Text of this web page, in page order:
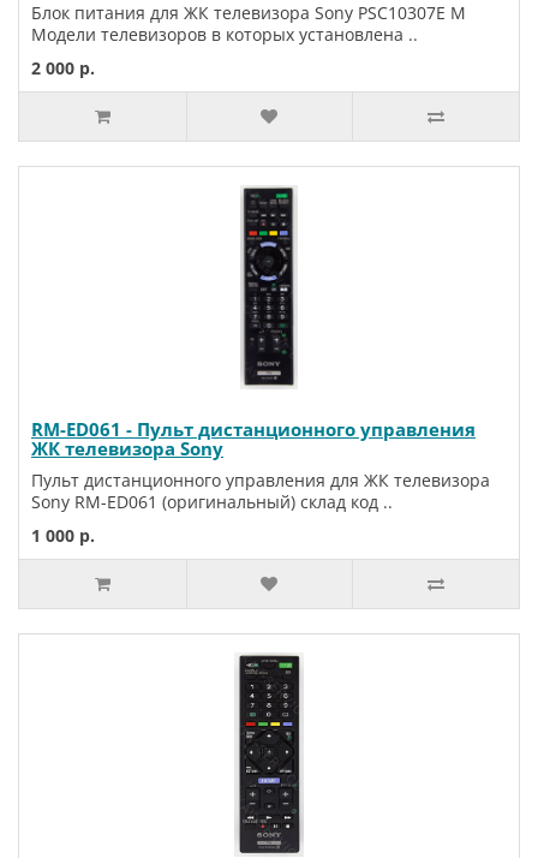
Блок питания для ЖК телевизора Sony PSC10307E M
Модели телевизоров в которых установлена ..
2 000 р.
RM-ED061 - Пульт дистанционного управления
ЖК телевизора Sony
Пульт дистанционного управления для ЖК телевизора
Sony RM-ED061 (оригинальный) склад код ..
1 000 р.